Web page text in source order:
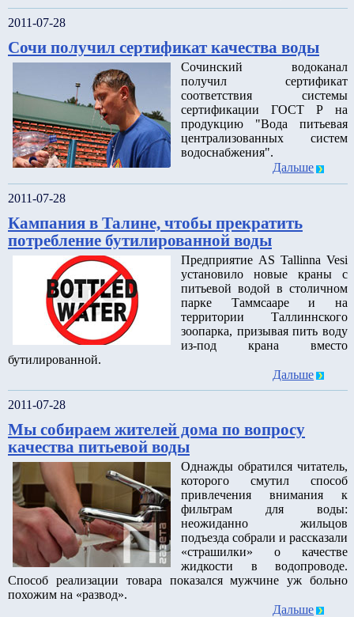
2011-07-28
Сочи получил сертификат качества воды
Сочинский водоканал
получил сертификат
соответствия системы
сертификации ГОСТ Р на
продукцию "Вода питьевая
централизованных систем
водоснабжения".
Дальше
2011-07-28
Кампания в Талине, чтобы прекратить
потребление бутилированной воды
Предприятие AS Tallinna Vesi
установило новые краны с
питьевой водой в столичном
парке Таммсааре и на
территории Таллиннского
зоопарка, призывая пить воду
из-под крана вместо
бутилированной.
Дальше
2011-07-28
Мы собираем жителей дома по вопросу
качества питьевой воды
Однажды обратился читатель,
которого смутил способ
привлечения внимания к
фильтрам для воды:
неожиданно жильцов
подъезда собрали и рассказали
«страшилки» о качестве
жидкости в водопроводе.
Способ реализации товара показался мужчине уж больно
похожим на «развод».
Дальше